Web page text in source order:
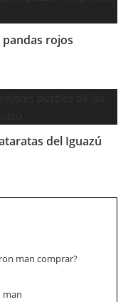
rojos
del Iguazú
man comprar?
man